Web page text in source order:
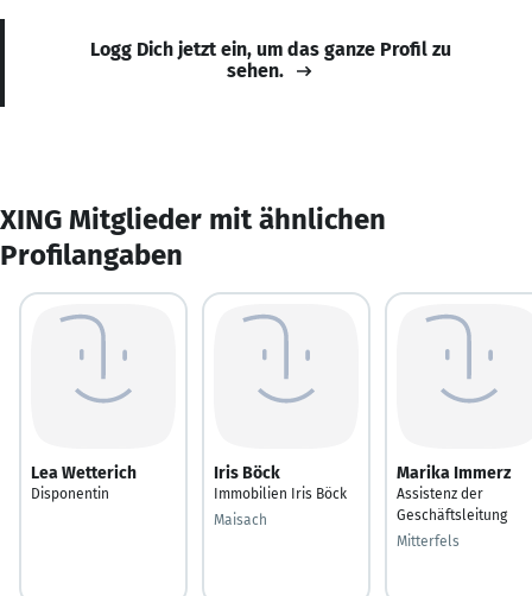
Logg Dich jetzt ein, um das ganze Profil zu
sehen.
XING Mitglieder mit ähnlichen
Profilangaben
Lea Wetterich
Disponentin
Iris Böck
Immobilien Iris Böck
Maisach
Marika Immerz
Assistenz der
Geschäftsleitung
Mitterfels